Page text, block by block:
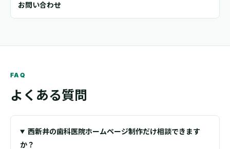
お問い合わせ
FAQ
よくある質問
西新井の歯科医院ホームページ制作だけ相談できます
か？